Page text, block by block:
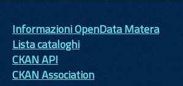
Informazioni OpenData Matera
Lista cataloghi
CKAN API
CKAN Association